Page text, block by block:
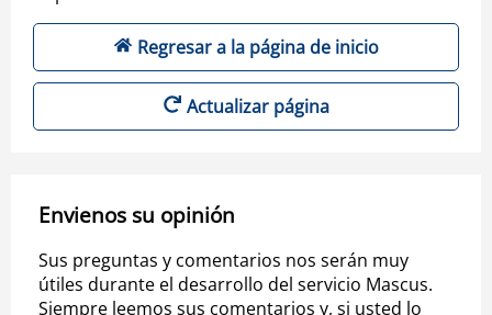
Regresar a la página de inicio
Actualizar página
Envienos su opinión
Sus preguntas y comentarios nos serán muy
útiles durante el desarrollo del servicio Mascus.
Siempre leemos sus comentarios y, si usted lo